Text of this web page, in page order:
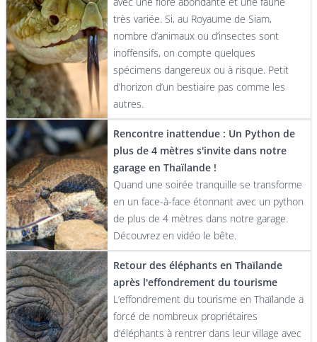
très variée. Si, au Royaume de Siam,
nombre d’animaux ou d’insectes sont
inoffensifs, on compte quelques
spécimens dangereux ou à risque. Petit
d’horizon d’un bestiaire pas comme les
autres.
Rencontre inattendue : Un Python de
plus de 4 mètres s'invite dans notre
garage en Thaïlande !
Quand une soirée tranquille se transforme
en un face-à-face étonnant avec un python
de plus de 4 mètres dans notre garage.
Découvrez en vidéo le bête.
Retour des éléphants en Thaïlande
après l'effondrement du tourisme
L’effondrement du tourisme en Thaïlande a
forcé de nombreux propriétaires
d’éléphants à rentrer dans leur village avec